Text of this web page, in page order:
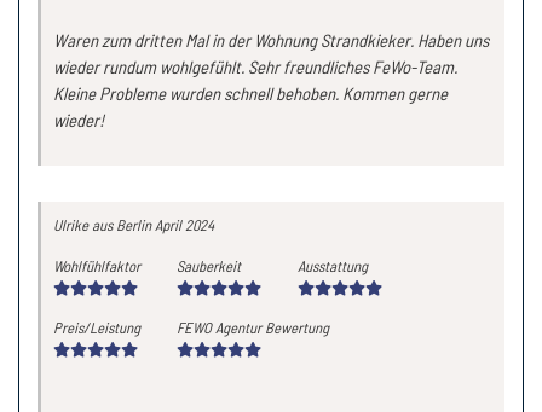
Waren zum dritten Mal in der Wohnung Strandkieker. Haben uns
wieder rundum wohlgefühlt. Sehr freundliches FeWo-Team.
Kleine Probleme wurden schnell behoben. Kommen gerne
wieder!
Ulrikeaus Berlin April 2024
Wohlfühlfaktor Sauberkeit Ausstattung
Preis/Leistung FEWO Agentur Bewertung